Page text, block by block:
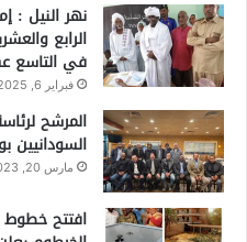
نهر النيل :
الرابع
في التاسع
فبراير 6, 2025
المرشح
السودانيين
مارس 20, 2023
افتتح خطوط